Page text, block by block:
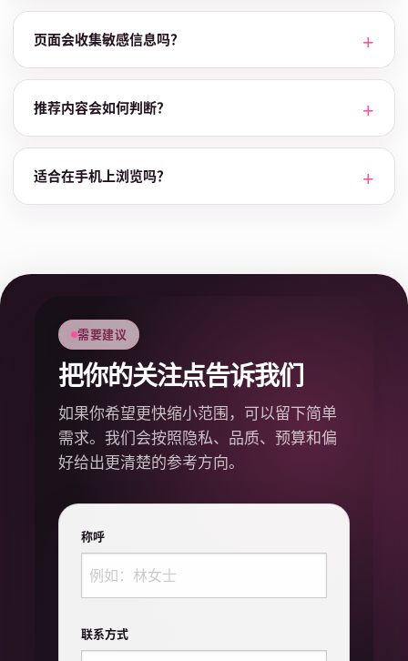
页面会收集敏感信息吗？
推荐内容会如何判断？
适合在手机上浏览吗？
需要建议
把你的关注点告诉我们
如果你希望更快缩小范围，可以留下简单
需求。我们会按照隐私、品质、预算和偏
好给出更清楚的参考方向。
称呼
联系方式